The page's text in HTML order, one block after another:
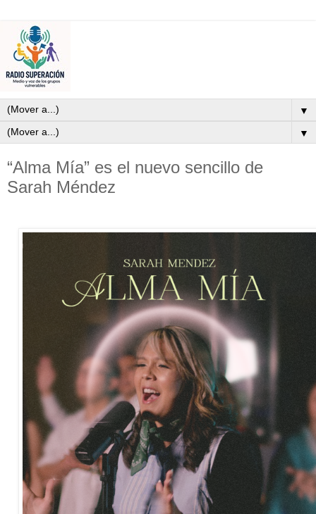
▼
▼
“Alma Mía” es el nuevo sencillo de
Sarah Méndez